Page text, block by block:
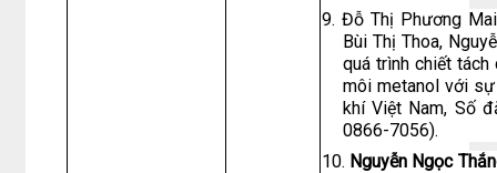
9. Đỗ Thị Phương
Bùi Thị Thoa,
quá trình chiết
môi metanol với
khí Việt Nam, Số
0866-7056).
10. Nguyễn Ngọc